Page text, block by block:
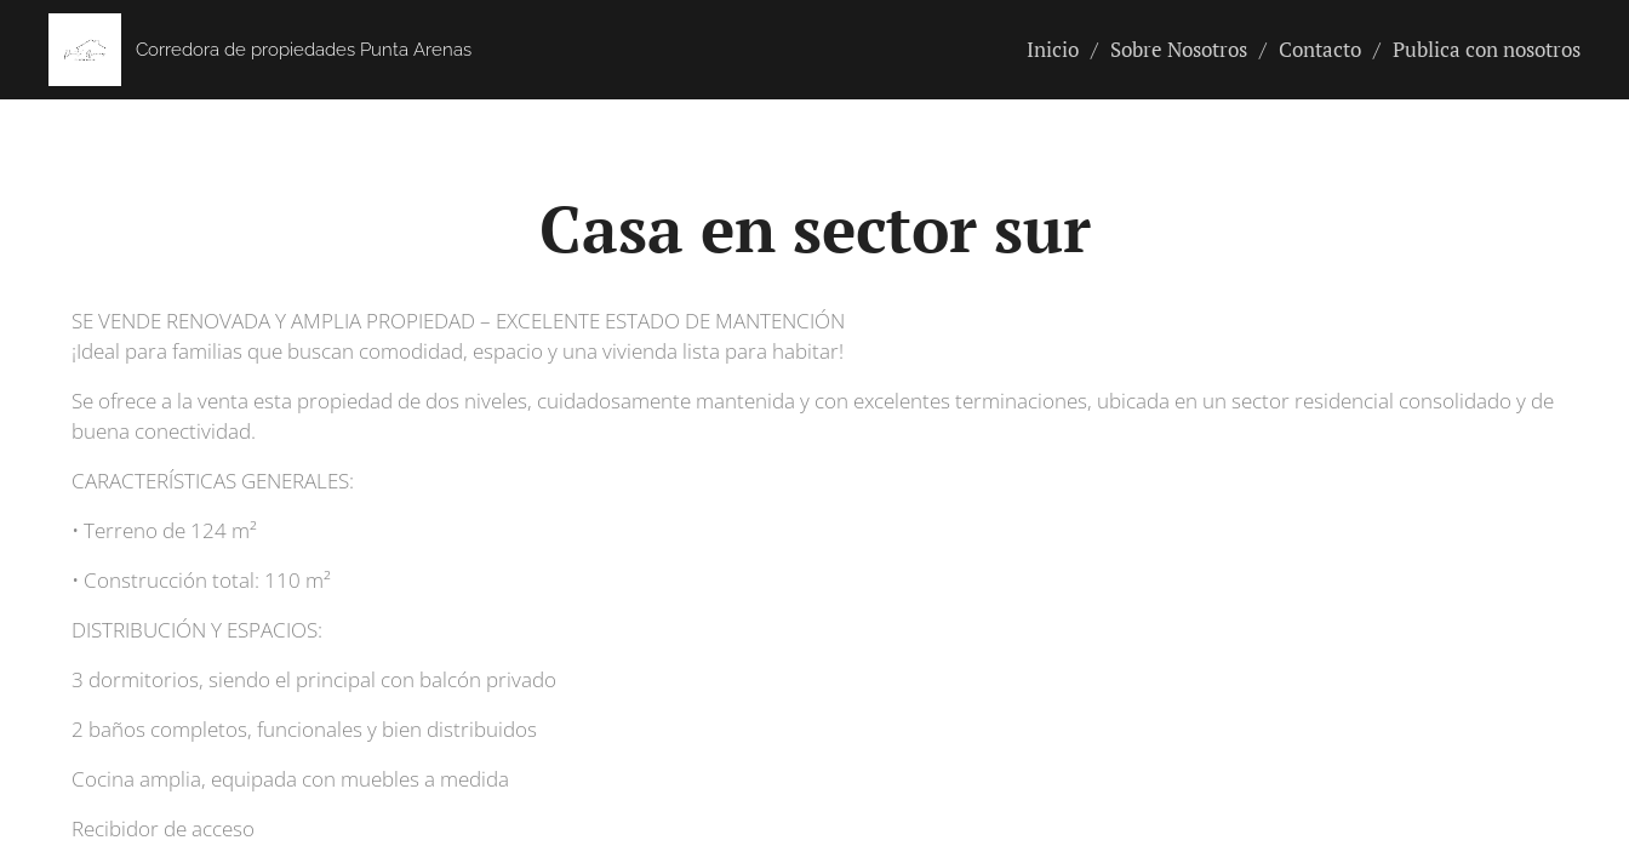
Corredora de propiedades Punta Arenas Inicio Sobre Nosotros Contacto Publica con nosotros
Casa en sector sur
SE VENDE RENOVADA Y AMPLIA PROPIEDAD – EXCELENTE ESTADO DE MANTENCIÓN
¡Ideal para familias que buscan comodidad, espacio y una vivienda lista para habitar!
Se ofrece a la venta esta propiedad de dos niveles, cuidadosamente mantenida y con excelentes terminaciones, ubicada en un sector residencial consolidado y de
buena conectividad.
CARACTERÍSTICAS GENERALES:
• Terreno de 124 m²
• Construcción total: 110 m²
DISTRIBUCIÓN Y ESPACIOS:
3 dormitorios, siendo el principal con balcón privado
2 baños completos, funcionales y bien distribuidos
Cocina amplia, equipada con muebles a medida
Recibidor de acceso